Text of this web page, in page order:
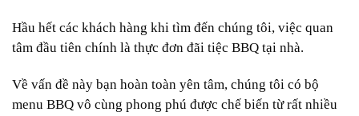
Hầu hết các khách hàng khi tìm đến chúng tôi, việc quan
tâm đầu tiên chính là thực đơn đãi tiệc BBQ tại nhà.
Về vấn đề này bạn hoàn toàn yên tâm, chúng tôi có bộ
menu BBQ vô cùng phong phú được chế biến từ rất nhiều